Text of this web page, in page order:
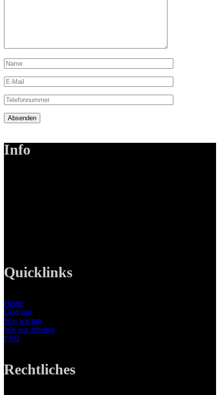
Absenden
Info
Quicklinks
Home
Über uns
Was wir tun
Wie wir arbeiten
FAQ
Rechtliches